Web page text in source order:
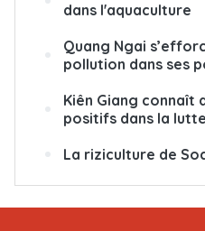
dans l'aquaculture
Quang Ngai
pollution dans ses
Kiên Giang connaît
positifs dans la
La riziculture de